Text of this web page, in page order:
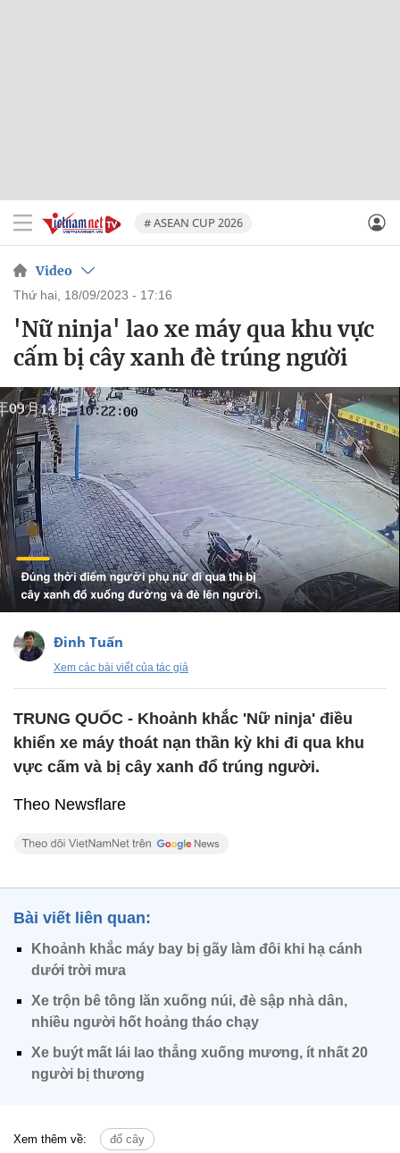
# ASEAN CUP 2026
Video
thứ hai, 18/09/2023 - 17:16
'Nữ ninja' lao xe máy qua khu vực
cấm bị cây xanh đè trúng người
Đinh Tuấn
Xem các bài viết của tác giả
TRUNG QUỐC - Khoảnh khắc 'Nữ ninja' điều
khiển xe máy thoát nạn thần kỳ khi đi qua khu
vực cấm và bị cây xanh đổ trúng người.
Theo Newsflare
Bài viết liên quan:
Khoảnh khắc máy bay bị gãy làm đôi khi hạ cánh
dưới trời mưa
Xe trộn bê tông lăn xuống núi, đè sập nhà dân,
nhiều người hốt hoảng tháo chạy
Xe buýt mất lái lao thẳng xuống mương, ít nhất 20
người bị thương
Xem thêm về: đổ cây